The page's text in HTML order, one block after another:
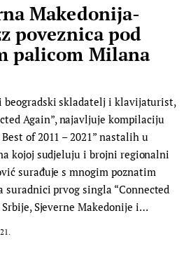
Makedonija-
poveznica pod
palicom Milana
beogradski skladatelj i klavijaturist,
Again”, najavljuje kompilaciju
of 2011 – 2021” nastalih u
kojoj sudjeluju i brojni regionalni
surađuje s mnogim poznatim
prvog singla “Connected
Sjeverne Makedonije i…